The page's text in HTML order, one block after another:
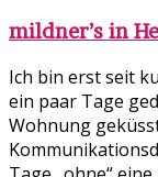
mildner’s in
Ich bin erst seit
ein paar Tage
Wohnung